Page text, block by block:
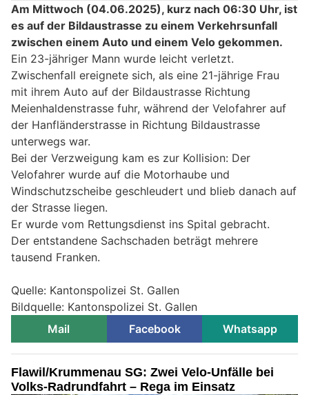
Am Mittwoch (04.06.2025), kurz nach 06:30 Uhr, ist
es auf der Bildaustrasse zu einem Verkehrsunfall
zwischen einem Auto und einem Velo gekommen.
Ein 23-jähriger Mann wurde leicht verletzt.
Zwischenfall ereignete sich, als eine 21-jährige Frau
mit ihrem Auto auf der Bildaustrasse Richtung
Meienhaldenstrasse fuhr, während der Velofahrer auf
der Hanfländerstrasse in Richtung Bildaustrasse
unterwegs war.
Bei der Verzweigung kam es zur Kollision: Der
Velofahrer wurde auf die Motorhaube und
Windschutzscheibe geschleudert und blieb danach auf
der Strasse liegen.
Er wurde vom Rettungsdienst ins Spital gebracht.
Der entstandene Sachschaden beträgt mehrere
tausend Franken.
Quelle: Kantonspolizei St. Gallen
Bildquelle: Kantonspolizei St. Gallen
Mail
Facebook Whatsapp
Flawil/Krummenau SG: Zwei Velo-Unfälle bei
Volks-Radrundfahrt – Rega im Einsatz